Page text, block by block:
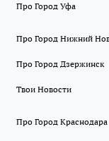
Про Город Уфа
Про Город Нижний
Про Город Дзержинск
Твои Новости
Про Город Краснодара